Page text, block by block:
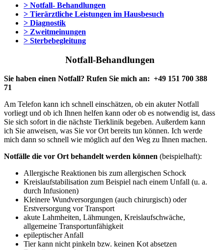
> Notfall- Behandlungen
> Tierärztliche Leistungen im Hausbesuch
> Diagnostik
> Zweitmeinungen
> Sterbebegleitung
Notfall-Behandlungen
Sie haben einen Notfall? Rufen Sie mich an: +49 151 700 388
71
Am Telefon kann ich schnell einschätzen, ob ein akuter Notfall
vorliegt und ob ich Ihnen helfen kann oder ob es notwendig ist, dass
Sie sich sofort in die nächste Tierklinik begeben. Außerdem kann
ich Sie anweisen, was Sie vor Ort bereits tun können. Ich werde
mich dann so schnell wie möglich auf den Weg zu Ihnen machen.
Notfälle die vor Ort behandelt werden können (beispielhaft):
Allergische Reaktionen bis zum allergischen Schock
Kreislaufstabilisation zum Beispiel nach einem Unfall (u. a.
durch Infusionen)
Kleinere Wundversorgungen (auch chirurgisch) oder
Erstversorgung vor Transport
akute Lahmheiten, Lähmungen, Kreislaufschwäche,
allgemeine Transportunfähigkeit
epileptischer Anfall
Tier kann nicht pinkeln bzw. keinen Kot absetzen